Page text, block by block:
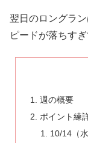
翌日のロングラ
ピードが落ちす
週の概要
ポイント練
10/14（